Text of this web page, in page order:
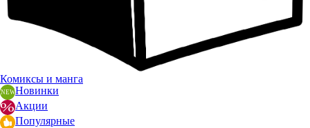
Комиксы и манга
Новинки
Акции
Популярные